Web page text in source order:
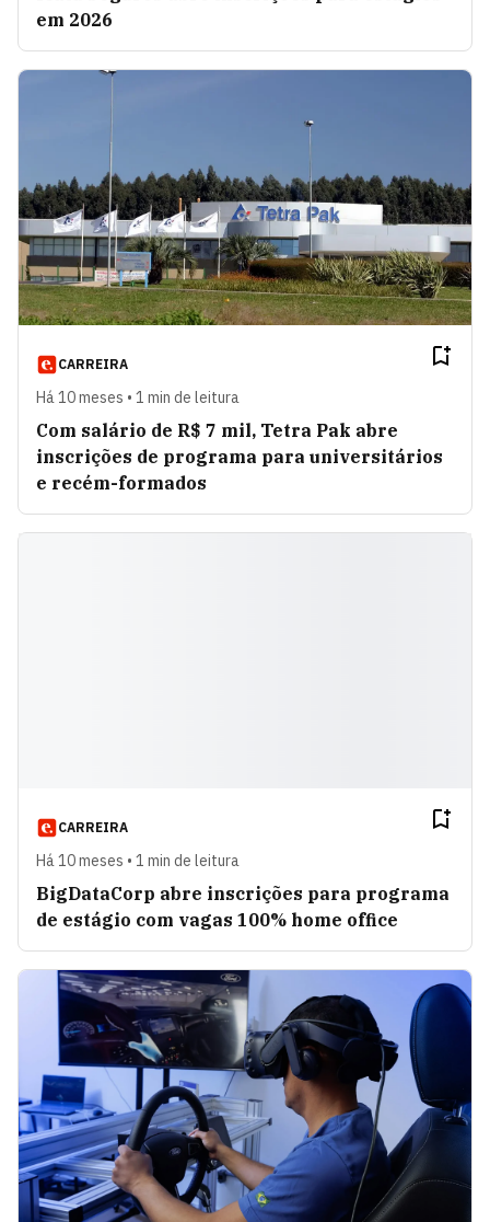
em 2026
CARREIRA
Há 10 meses • 1 min de leitura
Com salário de R$ 7 mil, Tetra Pak abre
inscrições de programa para universitários
e recém-formados
CARREIRA
Há 10 meses • 1 min de leitura
BigDataCorp abre inscrições para programa
de estágio com vagas 100% home office